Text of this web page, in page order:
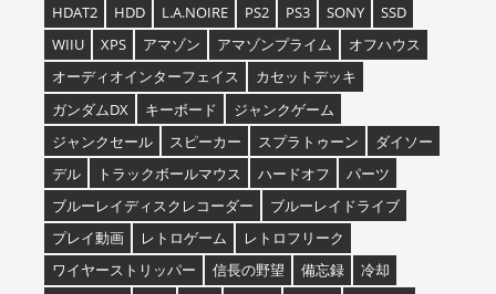
HDAT2
HDD L.A.NOIRE PS2 PS3 SONY
SSD
WIIU
XPS アマゾン アマゾンプライム
オフハウス
オーディオインターフェイス
カセットデッキ
ガンダムDX
キーボード
ジャンクゲーム
ジャンクセール
スピーカー スプラトゥーン
ダイソー
デル
トラックボールマウス ハードオフ
パーツ
ブルーレイディスクレコーダー
ブルーレイドライブ
プレイ動画
レトロゲーム
レトロフリーク
ワイヤーストリッパー
信長の野望 備忘録
冷却